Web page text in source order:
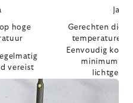
Ja
hoge
Gerechten die
temperaturen
vereist
Eenvoudig
minimum